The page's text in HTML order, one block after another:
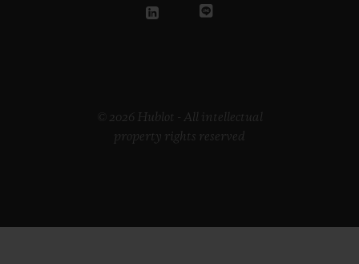
© 2026 Hublot - All intellectual
property rights reserved